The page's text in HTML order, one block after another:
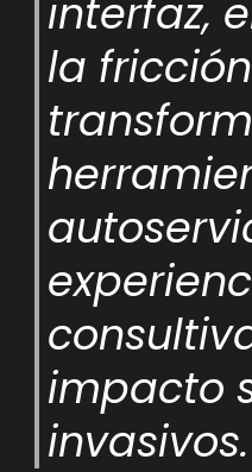
interfaz,
la
impacto
invasivos.